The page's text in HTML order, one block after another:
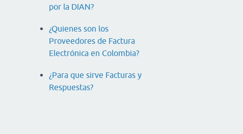
por la DIAN?
¿Quienes son los
Proveedores de Factura
Electrónica en Colombia?
¿Para que sirve Facturas y
Respuestas?